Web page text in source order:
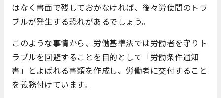
はなく書面で残しておかなければ、後々労使間のトラ
ブルが発生する恐れがあるでしょう。
このような事情から、労働基準法では労働者を守りト
ラブルを回避することを目的として「労働条件通知
書」とよばれる書類を作成し、労働者に交付すること
を義務付けています。